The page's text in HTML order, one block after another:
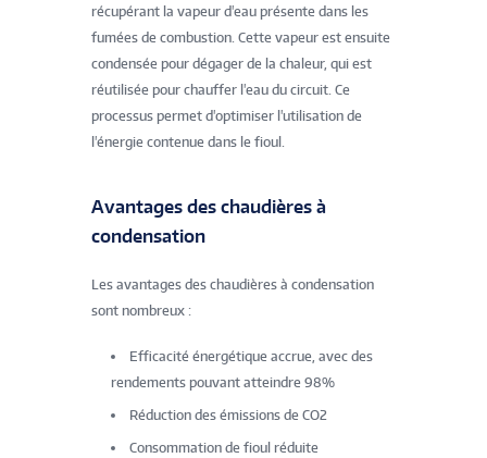
récupérant la vapeur d'eau présente dans les
fumées de combustion. Cette vapeur est ensuite
condensée pour dégager de la chaleur, qui est
réutilisée pour chauffer l'eau du circuit. Ce
processus permet d'optimiser l'utilisation de
l'énergie contenue dans le fioul.
Avantages des chaudières à
condensation
Les avantages des chaudières à condensation
sont nombreux :
Efficacité énergétique accrue, avec des
rendements pouvant atteindre 98%
Réduction des émissions de CO2
Consommation de fioul réduite